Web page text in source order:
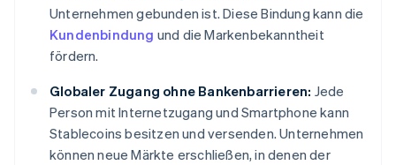
Unternehmen gebunden ist. Diese Bindung kann die
Kundenbindung und die Markenbekanntheit
fördern.
Globaler Zugang ohne Bankenbarrieren: Jede
Person mit Internetzugang und Smartphone kann
Stablecoins besitzen und versenden. Unternehmen
können neue Märkte erschließen, in denen der